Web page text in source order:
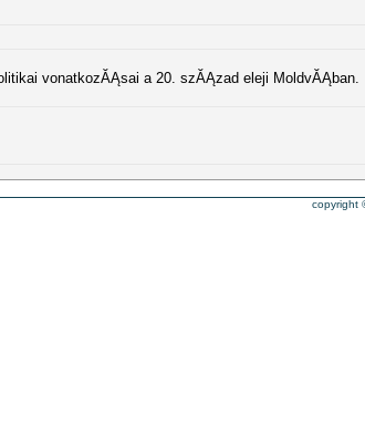
vonatkozĂĄsai a 20. szĂĄzad eleji MoldvĂĄban.
copyright